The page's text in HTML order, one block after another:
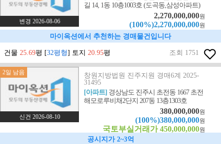
변경 2026-08-06
길 14, 1동 10층1003호 (도곡동,삼성아파트)
2,270,000,000원
(100%)2,270,000,000원
마이옥션에서 추천하는 경매물건입니다
건물 25.69평 [32평형] 토지 20.95평 조회 1751
2일 남음
신건 2026-08-10
창원지방법원 진주지원 경매6계 2025-
31495
[아파트] 경상남도 진주시 초전동 1667 초전
해모로루비채2단지 207동 13층1303호
380,000,000원
(100%)380,000,000원
국토부실거래가 450,000,000원
공시지가 2~3억